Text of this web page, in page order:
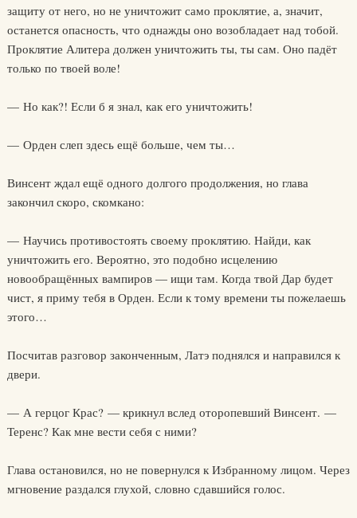
защиту от него, но не уничтожит само проклятие, а, значит,
останется опасность, что однажды оно возобладает над тобой.
Проклятие Алитера должен уничтожить ты, ты сам. Оно падёт
только по твоей воле!
— Но как?! Если б я знал, как его уничтожить!
— Орден слеп здесь ещё больше, чем ты…
Винсент ждал ещё одного долгого продолжения, но глава
закончил скоро, скомкано:
— Научись противостоять своему проклятию. Найди, как
уничтожить его. Вероятно, это подобно исцелению
новообращённых вампиров — ищи там. Когда твой Дар будет
чист, я приму тебя в Орден. Если к тому времени ты пожелаешь
этого…
Посчитав разговор законченным, Латэ поднялся и направился к
двери.
— А герцог Крас? — крикнул вслед оторопевший Винсент. —
Теренс? Как мне вести себя с ними?
Глава остановился, но не повернулся к Избранному лицом. Через
мгновение раздался глухой, словно сдавшийся голос.